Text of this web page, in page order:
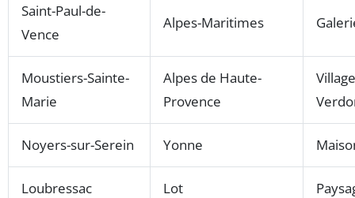
Saint-Paul-de-
Vence
Alpes-Maritimes
Moustiers-Sainte-
Marie
Alpes de Haute-
Provence
Noyers-sur-Serein Yonne
Loubressac Lot